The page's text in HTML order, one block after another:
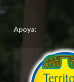
Apoya: